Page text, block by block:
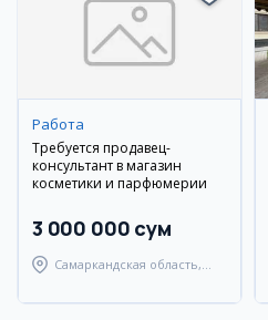
Работа
Требуется продавец-
консультант в магазин
косметики и парфюмерии
3 000 000 сум
Самаркандская область,